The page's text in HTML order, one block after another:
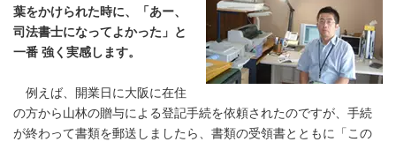
葉をかけられた時に、「あー、
司法書士になってよかった」と
一番 強く実感します。
例えば、開業日に大阪に在住
の方から山林の贈与による登記手続を依頼されたのですが、手続
が終わって書類を郵送しましたら、書類の受領書とともに「この